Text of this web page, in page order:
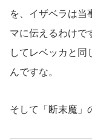
を、イザベラは当
マに伝えるわけで
してレベッカと同
んですな。
そして「断末魔」